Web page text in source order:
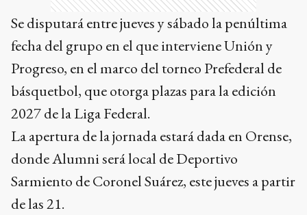
Se disputará entre jueves y sábado la penúltima
fecha del grupo en el que interviene Unión y
Progreso, en el marco del torneo Prefederal de
básquetbol, que otorga plazas para la edición
2027 de la Liga Federal.
La apertura de la jornada estará dada en Orense,
donde Alumni será local de Deportivo
Sarmiento de Coronel Suárez, este jueves a partir
de las 21.